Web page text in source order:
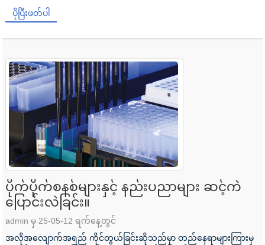
ပိုပြီးဖတ်ပါ
ပိုက်ပိုက်စနစ်များနှင့် နည်းပညာများ ဆင့်ကဲ
ပြောင်းလဲခြင်း။
admin မှ 25-05-12 ရက်နေ့တွင်
အလိုအလျောက်အရည် ကိုင်တွယ်ခြင်းဆိုသည်မှာ တည်နေရာများကြားမှ